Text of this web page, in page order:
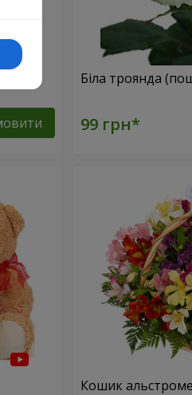
Біла троянда
Кошик